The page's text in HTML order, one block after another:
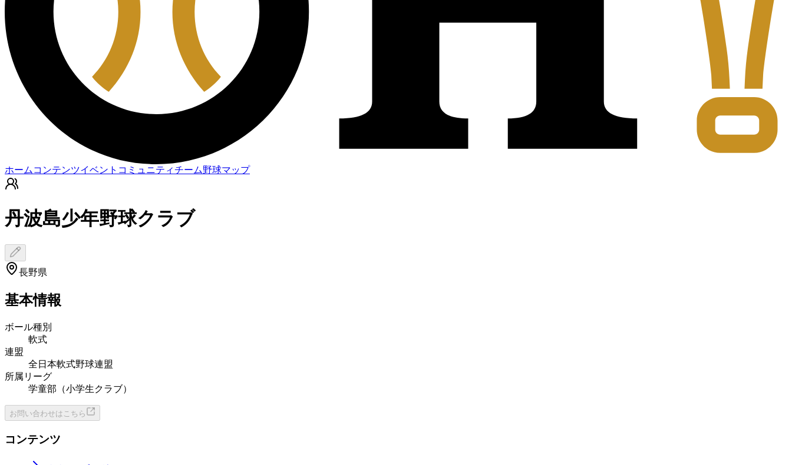
ホーム コンテンツイベント コミュニティチーム野球マップ
丹波島少年野球クラブ
長野県
基本情報
ボール種別
軟式
連盟
全日本軟式野球連盟
所属リーグ
学童部（小学生クラブ）
お問い合わせはこちら
コンテンツ